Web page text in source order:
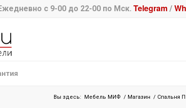
с 9-00 до 22-00 по Мск. Telegram /
Вы здесь: Мебель МИФ / Магазин / Спальня